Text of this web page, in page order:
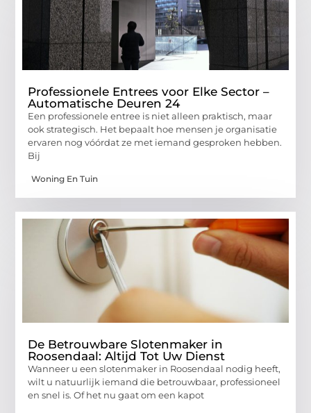
Professionele Entrees voor Elke Sector –
Automatische Deuren 24
Een professionele entree is niet alleen praktisch, maar
ook strategisch. Het bepaalt hoe mensen je organisatie
ervaren nog vóórdat ze met iemand gesproken hebben.
Bij
Woning En Tuin
De Betrouwbare Slotenmaker in
Roosendaal: Altijd Tot Uw Dienst
Wanneer u een slotenmaker in Roosendaal nodig heeft,
wilt u natuurlijk iemand die betrouwbaar, professioneel
en snel is. Of het nu gaat om een kapot